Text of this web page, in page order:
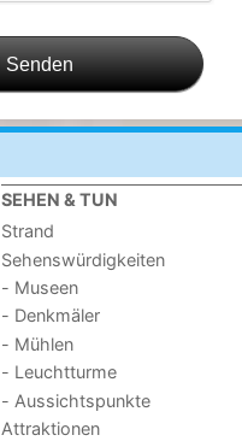
Senden
SEHEN & TUN
Strand
Sehenswürdigkeiten
- Museen
- Denkmäler
- Mühlen
- Leuchtturme
- Aussichtspunkte
Attraktionen